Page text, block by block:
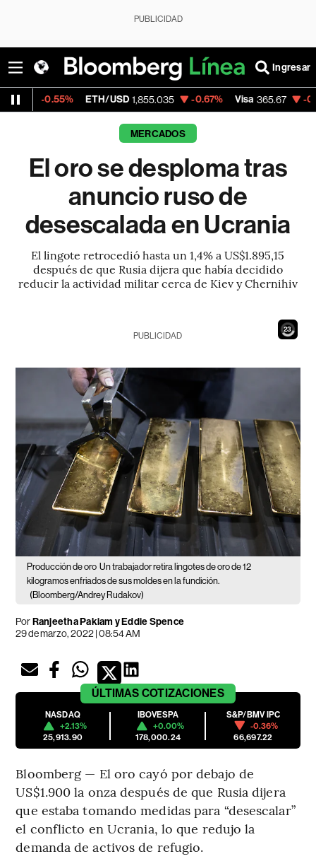
PUBLICIDAD
Ingresar
ETH/USD 1,855.035 -0.67% Visa 365.67 -0.13%
MERCADOS
El oro se desploma tras
anuncio ruso de
desescalada en Ucrania
El lingote retrocedió hasta un 1,4% a US$1.895,15
después de que Rusia dijera que había decidido
reducir la actividad militar cerca de Kiev y Chernihiv
22
PUBLICIDAD
Producción de oro Un trabajador retira lingotes de oro de 12
kilogramos enfriados de sus moldes en la fundición.
(Bloomberg/Andrey Rudakov)
PorRanjeetha Pakiam y Eddie Spence
29 de marzo, 2022 | 08:54 AM
ÚLTIMAS COTIZACIONES
NASDAQ
+2.13%
25,913.90
IBOVESPA
+0.00%
178,000.24
S&P/BMV IPC
-0.36%
66,697.22
Bloomberg — El oro cayó por debajo de
US$1.900 la onza después de que Rusia dijera
que estaba tomando medidas para “desescalar”
el conflicto en Ucrania, lo que redujo la
demanda de activos de refugio.